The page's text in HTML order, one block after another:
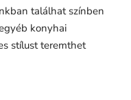
találhat színben
konyhai
stílust teremthet